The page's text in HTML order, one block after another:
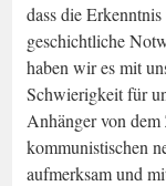
dass die
geschichtliche
haben wir es mit
Schwierigkeit für
Anhänger von
kommunistischen
aufmerksam und